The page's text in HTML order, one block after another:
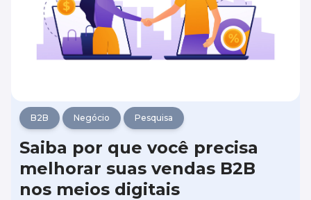
B2B Negócio Pesquisa
Saiba por que você precisa
melhorar suas vendas B2B
nos meios digitais